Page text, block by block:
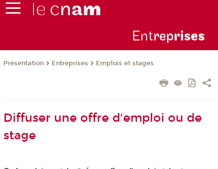
Entreprises
Présentation Entreprises Emplois et stages
Diffuser une offre d'emploi ou de
stage